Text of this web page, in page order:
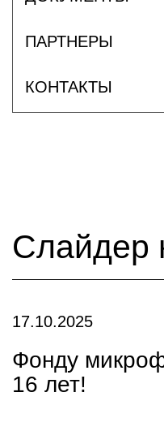
ПАРТНЕРЫ
КОНТАКТЫ
Слайдер
17.10.2025
Фонду
16 лет!